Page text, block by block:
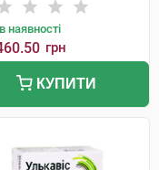
наявності
грн
КУПИТИ